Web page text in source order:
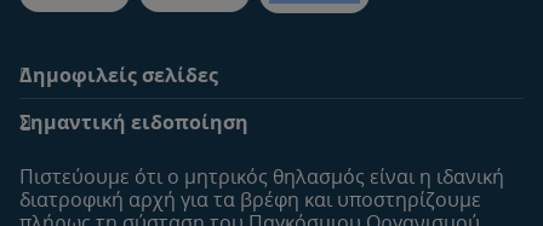
Δημοφιλείς σελίδες
Οι Ειδικοί μας
Συχνές ερωτήσεις
Αναζήτηση
Σχετικά με εμάς
Η σελίδα μου
Σημαντική ειδοποίηση
Πιστεύουμε ότι ο μητρικός θηλασμός είναι η ιδανική
διατροφική αρχή για τα βρέφη και υποστηρίζουμε